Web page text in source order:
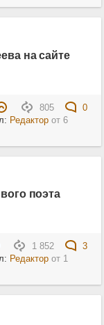
на сайте
805
0
Редакторот 6
поэта
1 852
3
Редакторот 1